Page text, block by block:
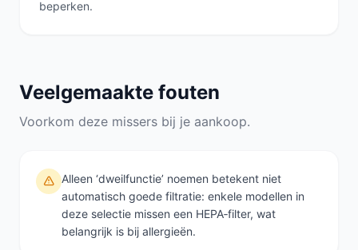
beperken.
Veelgemaakte fouten
Voorkom deze missers bij je aankoop.
Alleen ‘dweilfunctie’ noemen betekent niet
automatisch goede filtratie: enkele modellen in
deze selectie missen een HEPA‑filter, wat
belangrijk is bij allergieën.